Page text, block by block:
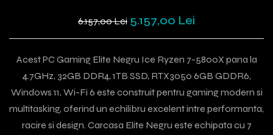
6.157,00 Lei 5.157,00 Lei
Acest PC Gaming Elite Negru Ice Ryzen 7-5800X pana la
4.7GHz, 32GB DDR4, 1TB SSD, RTX3050 6GB GDDR6,
Windows 11, Wi-Fi 6 este construit pentru gaming modern si
multitasking, oferind un echilibru excelent intre performanta,
racire si design. Carcasa Elite Negru este echipata cu 7